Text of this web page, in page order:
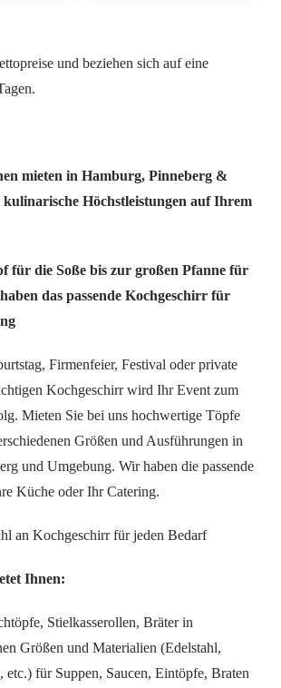
und beziehen sich auf eine
mieten in Hamburg, Pinneberg &
Höchstleistungen auf Ihrem
für die Soße bis zur großen Pfanne für
das passende Kochgeschirr für
Firmenfeier, Festival oder private
Kochgeschirr wird Ihr Event zum
Mieten Sie bei uns hochwertige Töpfe
Größen und Ausführungen in
und Umgebung. Wir haben die passende
Küche oder Ihr Catering.
an Kochgeschirr für jeden Bedarf
Ihnen:
Stielkasserollen, Bräter in
Größen und Materialien (Edelstahl,
für Suppen, Saucen, Eintöpfe, Braten